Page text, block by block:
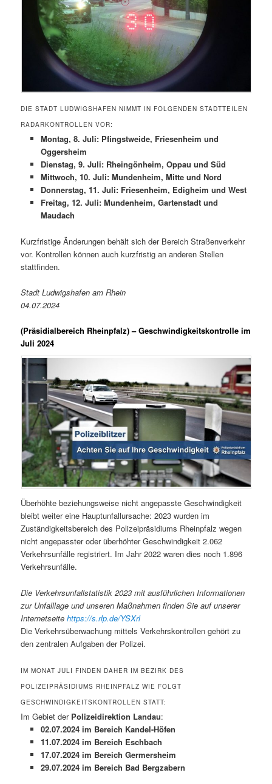
DIE STADT LUDWIGSHAFEN NIMMT IN FOLGENDEN STADTTEILEN
RADARKONTROLLEN VOR:
Montag, 8. Juli: Pfingstweide, Friesenheim und
Oggersheim
Dienstag, 9. Juli: Rheingönheim, Oppau und Süd
Mittwoch, 10. Juli: Mundenheim, Mitte und Nord
Donnerstag, 11. Juli: Friesenheim, Edigheim und West
Freitag, 12. Juli: Mundenheim, Gartenstadt und
Maudach
Kurzfristige Änderungen behält sich der Bereich Straßenverkehr
vor. Kontrollen können auch kurzfristig an anderen Stellen
stattfinden.
Stadt Ludwigshafen am Rhein
04.07.2024
(Präsidialbereich Rheinpfalz)– Geschwindigkeitskontrolle im
Juli 2024
Überhöhte beziehungsweise nicht angepasste Geschwindigkeit
bleibt weiter eine Hauptunfallursache: 2023 wurden im
Zuständigkeitsbereich des Polizeipräsidiums Rheinpfalz wegen
nicht angepasster oder überhöhter Geschwindigkeit 2.062
Verkehrsunfälle registriert. Im Jahr 2022 waren dies noch 1.896
Verkehrsunfälle.
Die Verkehrsunfallstatistik 2023 mit ausführlichen Informationen
zur Unfalllage und unseren Maßnahmen finden Sie auf unserer
Internetseitehttps://s.rlp.de/YSXrl
Die Verkehrsüberwachung mittels Verkehrskontrollen gehört zu
den zentralen Aufgaben der Polizei.
IM MONAT JULI FINDEN DAHER IM BEZIRK DES
POLIZEIPRÄSIDIUMS RHEINPFALZ WIE FOLGT
GESCHWINDIGKEITSKONTROLLEN STATT:
Im Gebiet der Polizeidirektion Landau:
02.07.2024 im Bereich Kandel-Höfen
11.07.2024 im Bereich Eschbach
17.07.2024 im Bereich Germersheim
29.07.2024 im Bereich Bad Bergzabern